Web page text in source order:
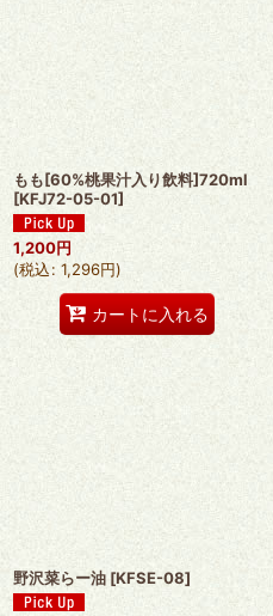
もも[60%桃果汁入り飲料]720ml
[KFJ72-05-01]
1,200円
(税込: 1,296円)
カートに入れる
野沢菜らー油 [KFSE-08]